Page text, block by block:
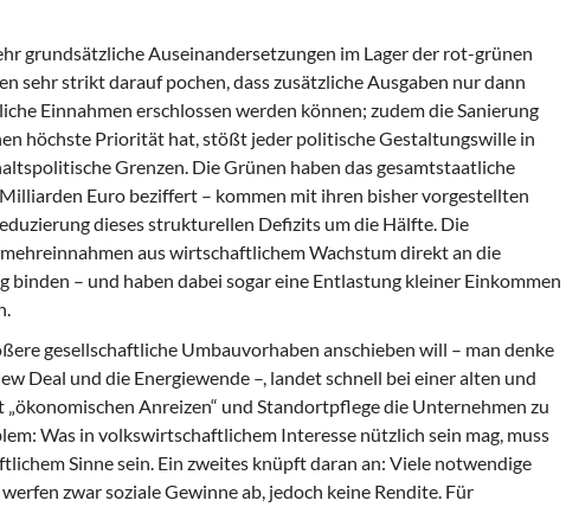
grundsätzliche Auseinandersetzungen im Lager der rot-grünen
sehr strikt darauf pochen, dass zusätzliche Ausgaben nur dann
Einnahmen erschlossen werden können; zudem die Sanierung
höchste Priorität hat, stößt jeder politische Gestaltungswille in
Grenzen. Die Grünen haben das gesamtstaatliche
Euro beziffert – kommen mit ihren bisher vorgestellten
dieses strukturellen Defizits um die Hälfte. Die
aus wirtschaftlichem Wachstum direkt an die
binden – und haben dabei sogar eine Entlastung kleiner Einkommen
gesellschaftliche Umbauvorhaben anschieben will – man denke
Deal und die Energiewende –, landet schnell bei einer alten und
„ökonomischen Anreizen“ und Standortpflege die Unternehmen zu
Was in volkswirtschaftlichem Interesse nützlich sein mag, muss
Sinne sein. Ein zweites knüpft daran an: Viele notwendige
zwar soziale Gewinne ab, jedoch keine Rendite. Für